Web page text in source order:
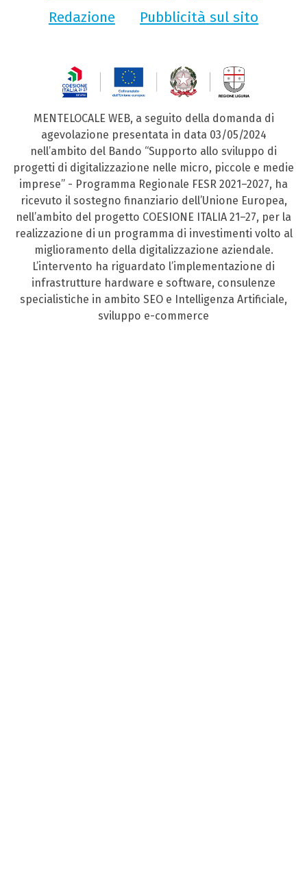
Redazione
Pubblicità sul sito
MENTELOCALE WEB, a seguito della domanda di
agevolazione presentata in data 03/05/2024
nell’ambito del Bando “Supporto allo sviluppo di
progetti di digitalizzazione nelle micro, piccole e medie
imprese” - Programma Regionale FESR 2021–2027, ha
ricevuto il sostegno finanziario dell’Unione Europea,
nell’ambito del progetto COESIONE ITALIA 21–27, per la
realizzazione di un programma di investimenti volto al
miglioramento della digitalizzazione aziendale.
L’intervento ha riguardato l’implementazione di
infrastrutture hardware e software, consulenze
specialistiche in ambito SEO e Intelligenza Artificiale,
sviluppo e-commerce